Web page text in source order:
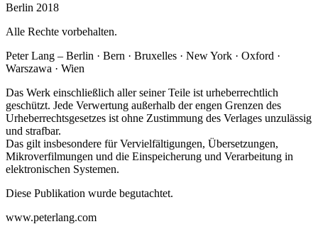
Berlin 2018
Alle Rechte vorbehalten.
Peter Lang – Berlin · Bern · Bruxelles · New York · Oxford ·
Warszawa · Wien
Das Werk einschließlich aller seiner Teile ist urheberrechtlich
geschützt. Jede Verwertung außerhalb der engen Grenzen des
Urheberrechtsgesetzes ist ohne Zustimmung des Verlages unzulässig
und strafbar.
Das gilt insbesondere für Vervielfältigungen, Übersetzungen,
Mikroverfilmungen und die Einspeicherung und Verarbeitung in
elektronischen Systemen.
Diese Publikation wurde begutachtet.
www.peterlang.com